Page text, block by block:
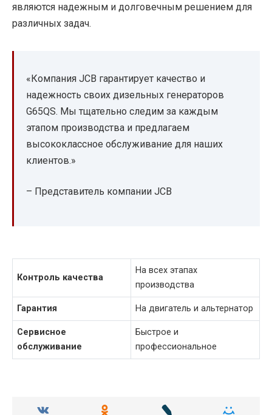
являются надежным и долговечным решением для
различных задач.
«Компания JCB гарантирует качество и
надежность своих дизельных генераторов
G65QS. Мы тщательно следим за каждым
этапом производства и предлагаем
высококлассное обслуживание для наших
клиентов.»
– Представитель компании JCB
Контроль качества
На всех этапах
производства
Гарантия На двигатель и альтернатор
Сервисное
обслуживание
Быстрое и
профессиональное